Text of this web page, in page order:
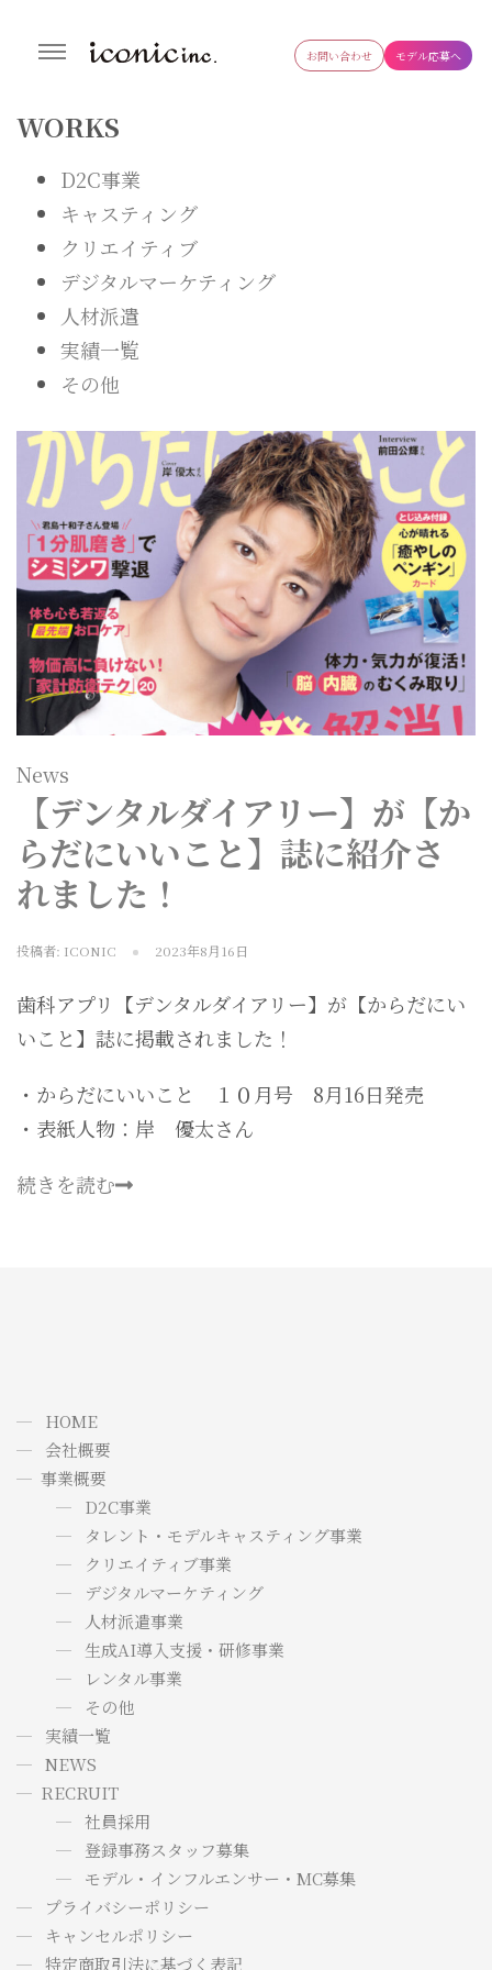
お問い合わせ モデル応募へ
キャスティングやWEB制作まで幅広く対応するデジタルマーケティ
WORKS
D2C事業
キャスティング
クリエイティブ
デジタルマーケティング
人材派遣
実績一覧
その他
News
【デンタルダイアリー】が【か
らだにいいこと】誌に紹介さ
れました！
投稿者: ICONIC 2023年8月16日
歯科アプリ【デンタルダイアリー】が【からだにい
いこと】誌に掲載されました！
・からだにいいこと １０月号 8月16日発売
・表紙人物：岸 優太さん
続きを読む
HOME
会社概要
事業概要
D2C事業
タレント・モデルキャスティング事業
クリエイティブ事業
デジタルマーケティング
人材派遣事業
生成AI導入支援・研修事業
レンタル事業
その他
実績一覧
NEWS
RECRUIT
社員採用
登録事務スタッフ募集
モデル・インフルエンサー・MC募集
プライバシーポリシー
キャンセルポリシー
特定商取引法に基づく表記